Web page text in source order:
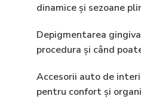
dinamice și sezoane
Depigmentarea
procedura și când
Accesorii auto de
pentru confort și